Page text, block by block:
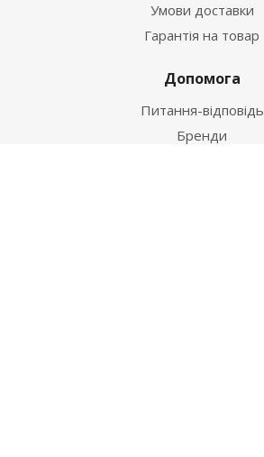
Умови доставки
Гарантія на товар
Допомога
Питання-відповідь
Бренди